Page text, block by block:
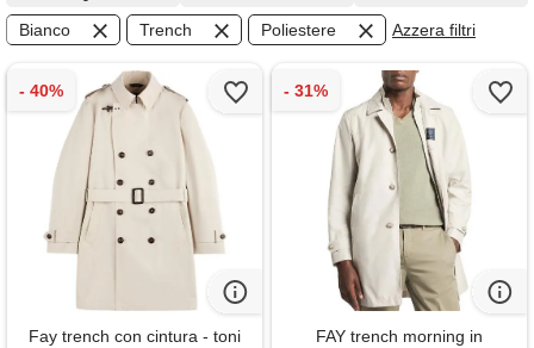
Bianco Trench Poliestere Azzera filtri
Fay trench con cintura - toni
FAY trench morning in